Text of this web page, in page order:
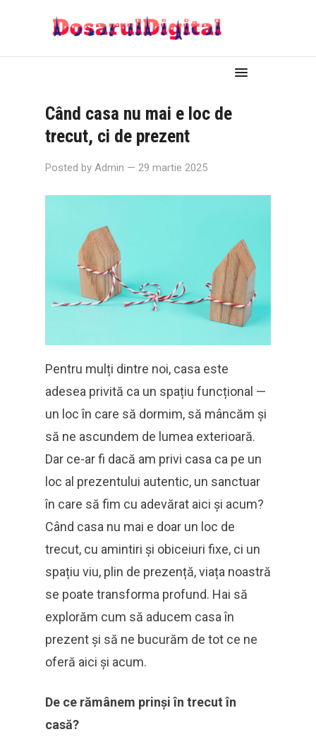
Când casa nu mai e loc de
trecut, ci de prezent
Posted by Admin — 29 martie 2025
Pentru mulți dintre noi, casa este
adesea privită ca un spațiu funcțional —
un loc în care să dormim, să mâncăm și
să ne ascundem de lumea exterioară.
Dar ce-ar fi dacă am privi casa ca pe un
loc al prezentului autentic, un sanctuar
în care să fim cu adevărat aici și acum?
Când casa nu mai e doar un loc de
trecut, cu amintiri și obiceiuri fixe, ci un
spațiu viu, plin de prezență, viața noastră
se poate transforma profund. Hai să
explorăm cum să aducem casa în
prezent și să ne bucurăm de tot ce ne
oferă aici și acum.
De ce rămânem prinși în trecut în
casă?